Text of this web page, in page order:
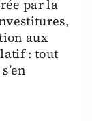
par la
aux
: tout